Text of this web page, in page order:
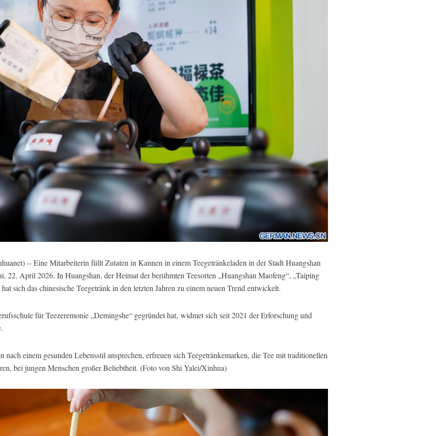
-- Eine Mitarbeiterin füllt Zutaten in Kannen in einem Teegetränkeladen in der Stadt Huangshan
22. April 2026. In Huangshan, der Heimat der berühmten Teesorten „Huangshan Maofeng“, „Taiping
sich das chinesische Teegetränk in den letzten Jahren zu einem neuen Trend entwickelt.
für Teezeremonie „Demingshe“ gegründet hat, widmet sich seit 2021 der Erforschung und
nach einem gesunden Lebensstil ansprechen, erfreuen sich Teegetränkemarken, die Tee mit traditionellen
bei jungen Menschen großer Beliebtheit. (Foto von Shi Yalei/Xinhua)